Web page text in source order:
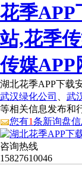
花季APP
站,花季
传媒APP
湖北花季APP下载
武汉绿化公司
武
等相关信息发布和行
您有1条新询盘信
咨询热线
15827610046